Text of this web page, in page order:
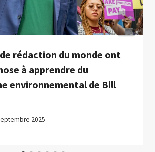
de rédaction du monde ont
à apprendre du
environnemental de Bill
2025